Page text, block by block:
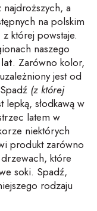
a
na polskim
z której powstaje.
naszego
. Zarówno kolor,
jest od
(z której
lepką, słodkawą w
latem w
niektórych
produkt zarówno
które
soki. Spadź,
rodzaju